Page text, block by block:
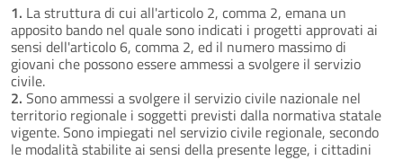
1. La struttura di cui all'articolo 2, comma 2, emana un
apposito bando nel quale sono indicati i progetti approvati ai
sensi dell'articolo 6, comma 2, ed il numero massimo di
giovani che possono essere ammessi a svolgere il servizio
civile.
2. Sono ammessi a svolgere il servizio civile nazionale nel
territorio regionale i soggetti previsti dalla normativa statale
vigente. Sono impiegati nel servizio civile regionale, secondo
le modalità stabilite ai sensi della presente legge, i cittadini